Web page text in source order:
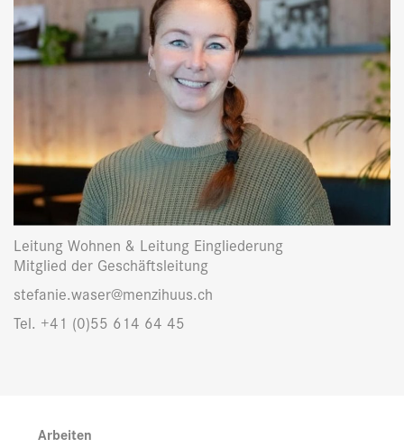
Leitung Wohnen & Leitung Eingliederung
Mitglied der Geschäftsleitung
stefanie.waser@menzihuus.ch
Tel. +41 (0)55 614 64 45
Arbeiten